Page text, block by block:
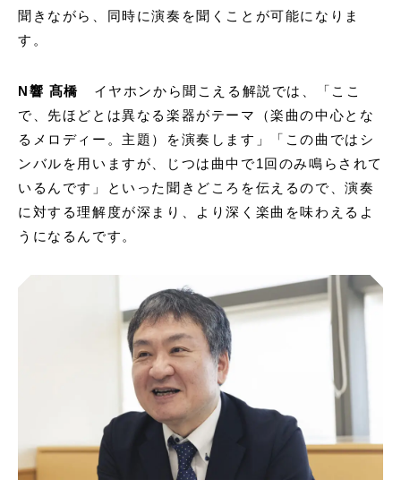
聞きながら、同時に演奏を聞くことが可能になりま
す。
N響 髙橋
イヤホンから聞こえる解説では、「ここ
で、先ほどとは異なる楽器がテーマ（楽曲の中心とな
るメロディー。主題）を演奏します」「この曲ではシ
ンバルを用いますが、じつは曲中で1回のみ鳴らされて
いるんです」といった聞きどころを伝えるので、演奏
に対する理解度が深まり、より深く楽曲を味わえるよ
うになるんです。